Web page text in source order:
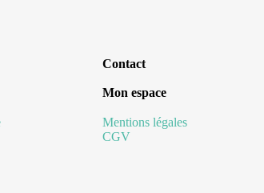
Contact
Mon espace
Mentions légales
CGV